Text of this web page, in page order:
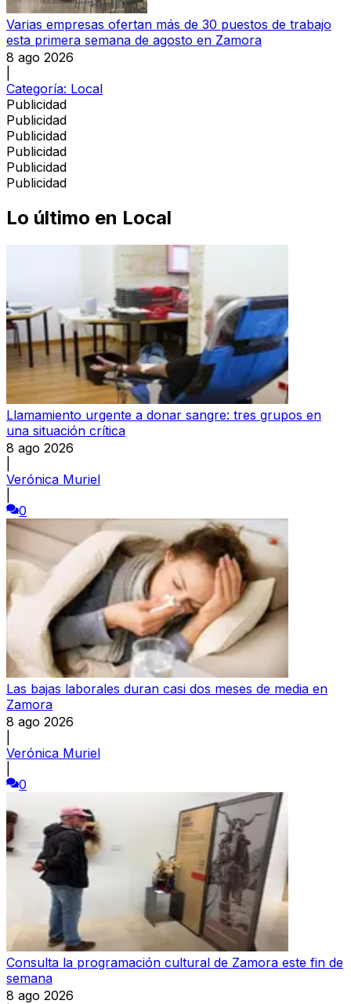
Varias empresas ofertan más de 30 puestos de trabajo
esta primera semana de agosto en Zamora
8 ago 2026
Categoría: Local
Publicidad
Publicidad
Publicidad
Publicidad
Publicidad
Publicidad
Lo último en Local
Llamamiento urgente a donar sangre: tres grupos en
una situación crítica
8 ago 2026
Verónica Muriel
0
Las bajas laborales duran casi dos meses de media en
Zamora
8 ago 2026
Verónica Muriel
0
Consulta la programación cultural de Zamora este fin de
semana
8 ago 2026